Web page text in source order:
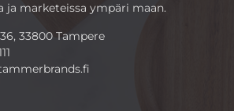
ja marketeissa ympäri maan.
33800 Tampere